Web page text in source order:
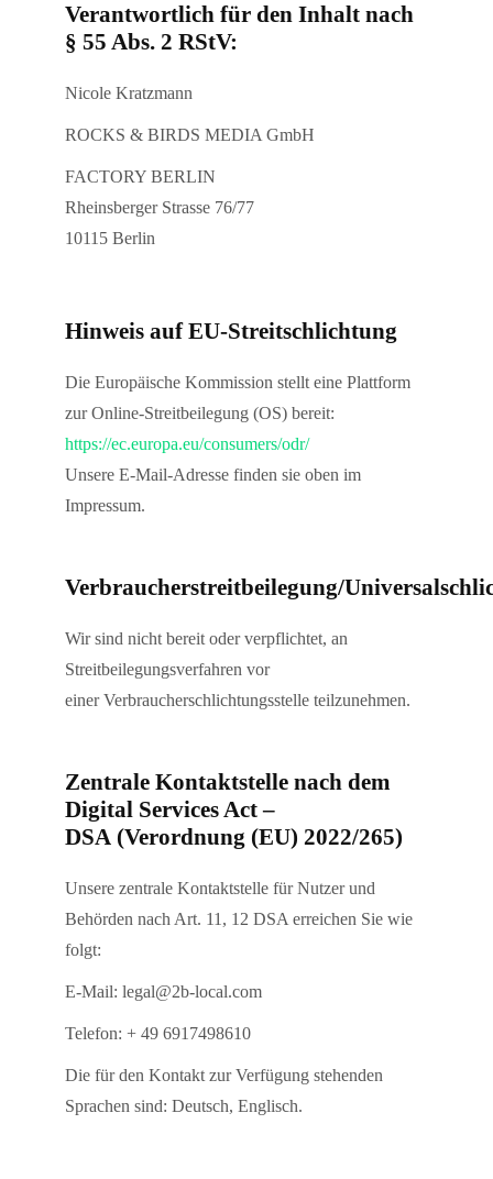
Verantwortlich für den Inhalt nach
§ 55 Abs. 2 RStV:
Nicole Kratzmann
ROCKS & BIRDS MEDIA GmbH
FACTORY BERLIN
Rheinsberger Strasse 76/77
10115 Berlin
Hinweis auf EU-Streitschlichtung
Die Europäische Kommission stellt eine Plattform
zur Online-Streitbeilegung (OS) bereit:
https://ec.europa.eu/consumers/odr/
Unsere E-Mail-Adresse finden sie oben im
Impressum.
Verbraucherstreitbeilegung/
Wir sind nicht bereit oder verpflichtet, an
Streitbeilegungsverfahren vor
einer Verbraucherschlichtungsstelle teilzunehmen.
Zentrale Kontaktstelle nach dem
Digital Services Act –
DSA (Verordnung (EU) 2022/265)
Unsere zentrale Kontaktstelle für Nutzer und
Behörden nach Art. 11, 12 DSA erreichen Sie wie
folgt:
E-Mail: legal@2b-local.com
Telefon: + 49 6917498610
Die für den Kontakt zur Verfügung stehenden
Sprachen sind: Deutsch, Englisch.